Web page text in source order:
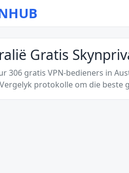
Gratis
306 gratis VPN-bedieners in
protokolle om die beste